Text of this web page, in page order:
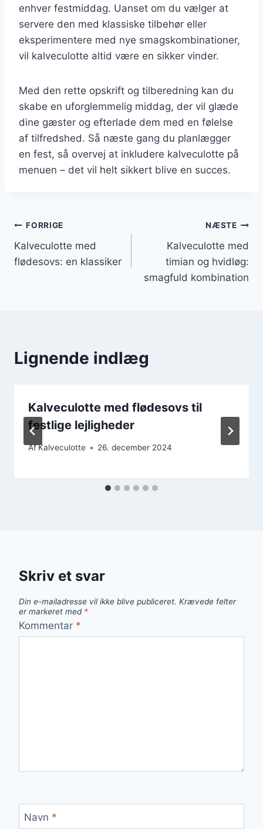
enhver festmiddag. Uanset om du vælger at
servere den med klassiske tilbehør eller
eksperimentere med nye smagskombinationer,
vil kalveculotte altid være en sikker vinder.
Med den rette opskrift og tilberedning kan du
skabe en uforglemmelig middag, der vil glæde
dine gæster og efterlade dem med en følelse
af tilfredshed. Så næste gang du planlægger
en fest, så overvej at inkludere kalveculotte på
menuen – det vil helt sikkert blive en succes.
Indlægsnavigation
FORRIGE
Kalveculotte med
flødesovs: en klassiker
NÆSTE
Kalveculotte med
timian og hvidløg:
smagfuld kombination
Lignende indlæg
Kalveculotte med flødesovs til
festlige lejligheder
AfKalveculotte 26. december 2024
Skriv et svar
Din e-mailadresse vil ikke blive publiceret. Krævede felter
er markeret med *
Kommentar *
Navn *